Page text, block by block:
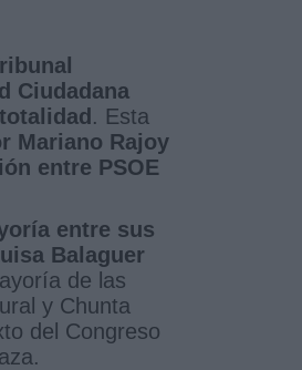
Ciudadana
. Esta
Mariano Rajoy
entre PSOE
entre sus
Balaguer
de las
y Chunta
del Congreso